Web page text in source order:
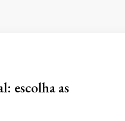
escolha as